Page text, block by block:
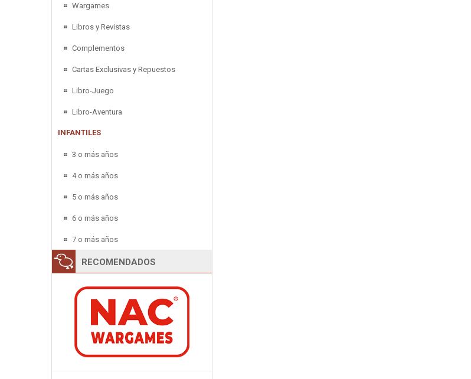
Wargames
Libros y Revistas
Complementos
Cartas Exclusivas y Repuestos
Libro-Juego
Libro-Aventura
INFANTILES
3 o más años
4 o más años
5 o más años
6 o más años
7 o más años
RECOMENDADOS